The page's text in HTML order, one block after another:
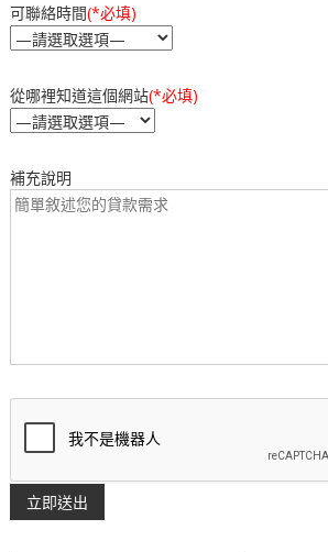
可聯絡時間(*必填)
從哪裡知道這個網站(*必填)
補充說明